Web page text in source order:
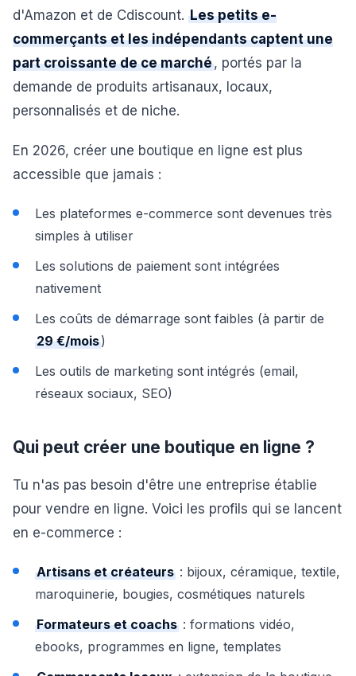
d'Amazon et de Cdiscount. Les petits e-
commerçants et les indépendants captent une
part croissante de ce marché, portés par la
demande de produits artisanaux, locaux,
personnalisés et de niche.
En 2026, créer une boutique en ligne est plus
accessible que jamais :
Les plateformes e-commerce sont devenues très
simples à utiliser
Les solutions de paiement sont intégrées
nativement
Les coûts de démarrage sont faibles (à partir de
29 €/mois)
Les outils de marketing sont intégrés (email,
réseaux sociaux, SEO)
Qui peut créer une boutique en ligne ?
Tu n'as pas besoin d'être une entreprise établie
pour vendre en ligne. Voici les profils qui se lancent
en e-commerce :
Artisans et créateurs : bijoux, céramique, textile,
maroquinerie, bougies, cosmétiques naturels
Formateurs et coachs : formations vidéo,
ebooks, programmes en ligne, templates